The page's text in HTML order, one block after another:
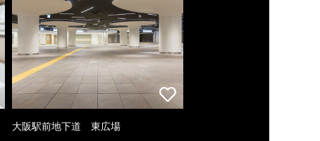
大阪駅前地下道 東広場